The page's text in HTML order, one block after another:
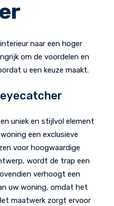
naar een hoger
om de voordelen en
u een keuze maakt.
uniek en stijlvol element
een exclusieve
voor hoogwaardige
wordt de trap een
verhoogt een
uw woning, omdat het
maatwerk zorgt ervoor